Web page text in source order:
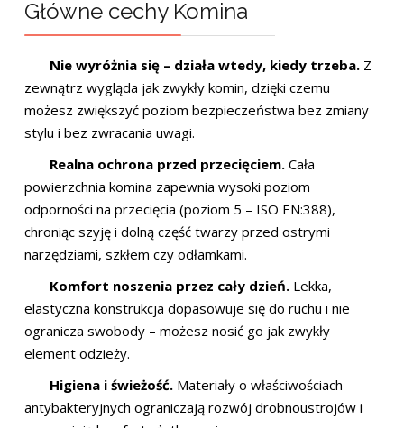
Główne cechy Komina
Nie wyróżnia się – działa wtedy, kiedy trzeba.Z
zewnątrz wygląda jak zwykły komin, dzięki czemu
możesz zwiększyć poziom bezpieczeństwa bez zmiany
stylu i bez zwracania uwagi.
Realna ochrona przed przecięciem.Cała
powierzchnia komina zapewnia wysoki poziom
odporności na przecięcia (poziom 5 – ISO EN:388),
chroniąc szyję i dolną część twarzy przed ostrymi
narzędziami, szkłem czy odłamkami.
Komfort noszenia przez cały dzień.Lekka,
elastyczna konstrukcja dopasowuje się do ruchu i nie
ogranicza swobody – możesz nosić go jak zwykły
element odzieży.
Higiena i świeżość.Materiały o właściwościach
antybakteryjnych ograniczają rozwój drobnoustrojów i